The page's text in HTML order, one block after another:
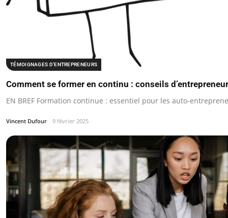
TÉMOIGNAGES D'ENTREPRENEURS
Comment se former en continu : conseils
EN BREF Formation continue : essentiel pour les auto-
Vincent Dufour 9 février 2025